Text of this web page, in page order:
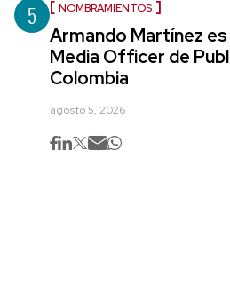
5 NOMBRAMIENTOS
Armando Martínez
Media Officer de
Colombia
agosto 5, 2026